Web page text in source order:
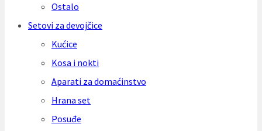
Ostalo
Setovi za devojčice
Kućice
Kosa i nokti
Aparati za domaćinstvo
Hrana set
Posuđe